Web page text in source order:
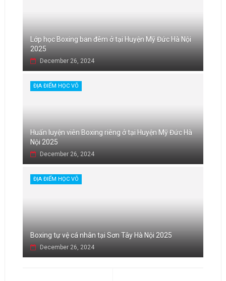
Lớp học Boxing ban đêm ở tại Huyện Mỹ Đức Hà Nội
2025
December 26, 2024
ĐỊA ĐIỂM HỌC VÕ
Huấn luyện viên Boxing riêng ở tại Huyện Mỹ Đức Hà
Nội 2025
December 26, 2024
ĐỊA ĐIỂM HỌC VÕ
Boxing tự vệ cá nhân tại Sơn Tây Hà Nội 2025
December 26, 2024